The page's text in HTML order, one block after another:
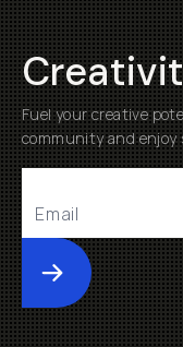
Fuel your creative
community and
Submit